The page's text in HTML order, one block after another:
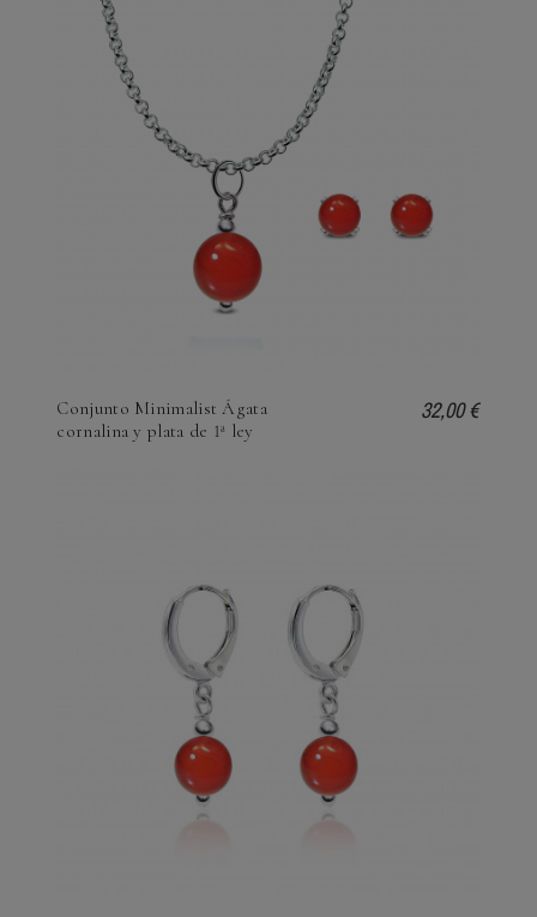
Conjunto Minimalist Ágata
cornalina y plata de 1ª ley
32,00 €